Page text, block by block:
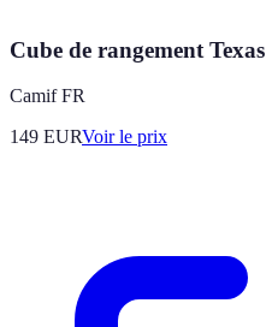
Cube de rangement Texas
Camif FR
149 EURVoir le prix